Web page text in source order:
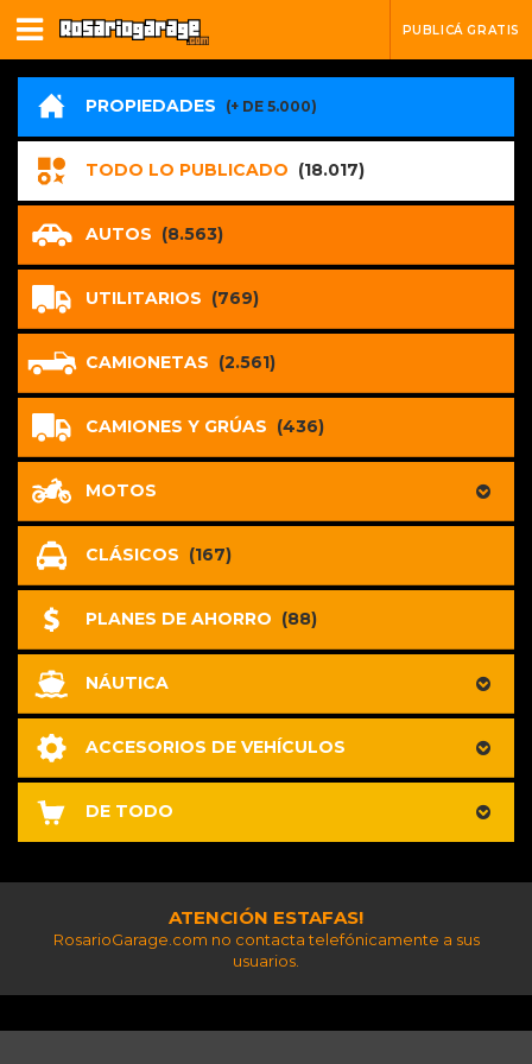
PUBLICÁ GRATIS
PROPIEDADES (+ DE 5.000)
TODO LO PUBLICADO (18.017)
AUTOS (8.563)
UTILITARIOS (769)
CAMIONETAS (2.561)
CAMIONES Y GRÚAS (436)
MOTOS
CLÁSICOS (167)
PLANES DE AHORRO (88)
NÁUTICA
ACCESORIOS DE VEHÍCULOS
DE TODO
ATENCIÓN ESTAFAS!
RosarioGarage.com no contacta telefónicamente a sus
usuarios.